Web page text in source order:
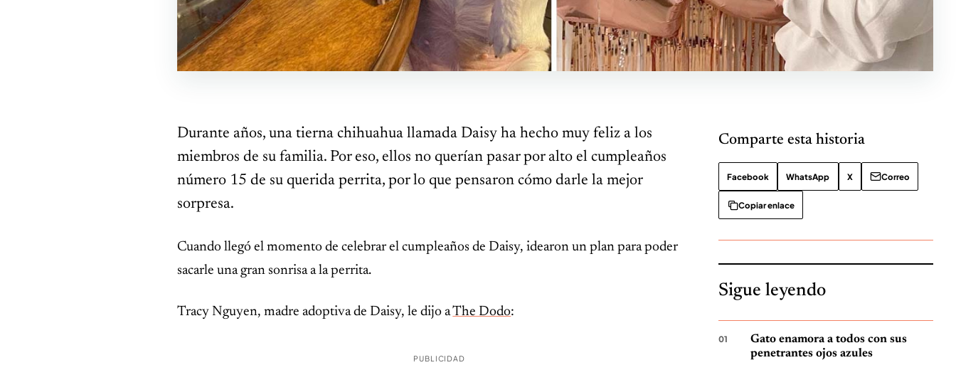
Durante años, una tierna chihuahua llamada Daisy ha hecho muy feliz a los
miembros de su familia. Por eso, ellos no querían pasar por alto el cumpleaños
número 15 de su querida perrita, por lo que pensaron cómo darle la mejor
sorpresa.
Cuando llegó el momento de celebrar el cumpleaños de Daisy, idearon un plan para poder
sacarle una gran sonrisa a la perrita.
Tracy Nguyen, madre adoptiva de Daisy, le dijo aThe Dodo:
PUBLICIDAD
Comparte esta historia
Facebook WhatsApp X Correo
Copiar enlace
Sigue leyendo
Gato enamora a todos con sus
penetrantes ojos azules